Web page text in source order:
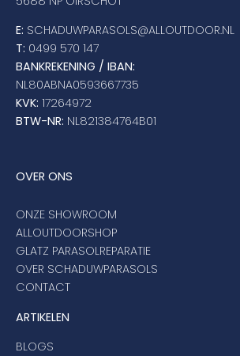
E: SCHADUWPARASOLS@ALLOUTDOOR.NL
T: 0499 570 147
BANKREKENING / IBAN:
NL80ABNA0593667735
KVK: 17264972
BTW-NR: NL821384764B01
OVER ONS
ONZE SHOWROOM
ALLOUTDOORSHOP
GLATZ PARASOLREPARATIE
OVER SCHADUWPARASOLS
CONTACT
ARTIKELEN
BLOGS